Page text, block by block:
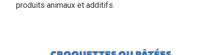
produits animaux et additifs.